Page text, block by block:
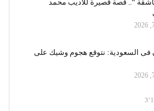
“.. قصة قصيرة للأديب محمد
السعودية: نتوقع هجوم وشيك على